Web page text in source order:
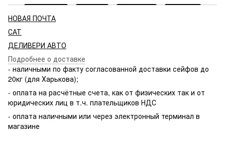
НОВАЯ ПОЧТА
САТ
ДЕЛИВЕРИ АВТО
Подробнее о доставке
- наличными по факту согласованной доставки сейфов до
20кг (для Харькова);
- оплата на расчётные счета, как от физических так и от
юридических лиц в т.ч. плательщиков НДС
- оплата наличными или через электронный терминал в
магазине